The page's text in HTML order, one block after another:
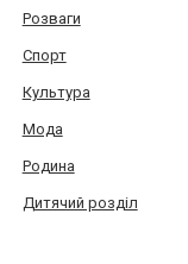
Розваги
Спорт
Культура
Мода
Родина
Дитячий розділ